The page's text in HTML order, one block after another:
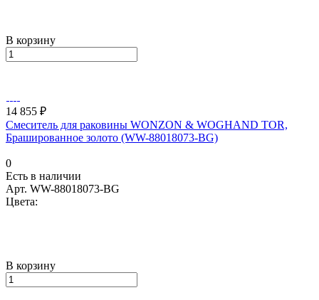
В корзину
14 855 ₽
Смеситель для раковины WONZON & WOGHAND TOR,
Брашированное золото (WW-88018073-BG)
0
Есть в наличии
Арт. WW-88018073-BG
Цвета:
В корзину